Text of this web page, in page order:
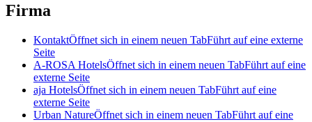
Firma
KontaktÖffnet sich in einem neuen TabFührt auf eine externe
Seite
A-ROSA HotelsÖffnet sich in einem neuen TabFührt auf eine
externe Seite
aja HotelsÖffnet sich in einem neuen TabFührt auf eine
externe Seite
Urban NatureÖffnet sich in einem neuen TabFührt auf eine